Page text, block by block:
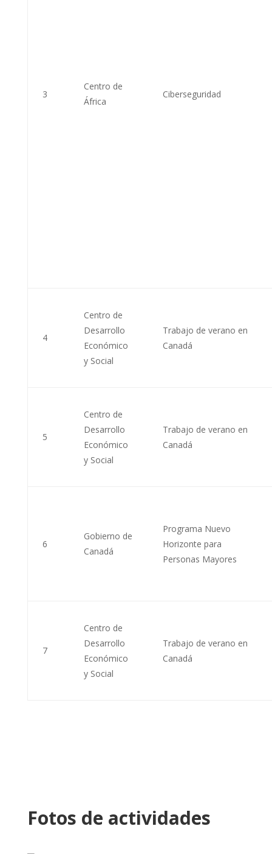
3
Centro de
África
Ciberseguridad
4
Centro de
Desarrollo
Económico
y Social
Trabajo de verano en
Canadá
5
Centro de
Desarrollo
Económico
y Social
Trabajo de verano en
Canadá
6
Gobierno de
Canadá
Programa Nuevo
Horizonte para
Personas Mayores
7
Centro de
Desarrollo
Económico
y Social
Trabajo de verano en
Canadá
Fotos de actividades